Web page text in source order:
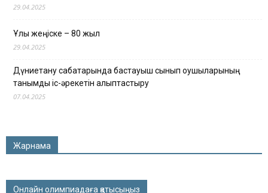
29.04.2025
Ұлы жеңіске – 80 жыл
29.04.2025
Дүниетану сабақтарында бастауыш сынып оқушыларының
танымдық іс-әрекетін қалыптастыру
07.04.2025
Жарнама
Онлайн олимпиадаға қатысыңыз